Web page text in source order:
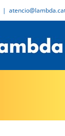
|